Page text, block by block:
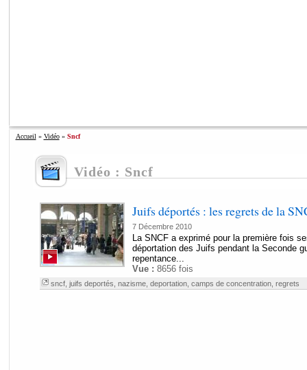
Accueil » Vidéo» Sncf
Vidéo : Sncf
Juifs déportés : les regrets de la
7 Décembre 2010
La SNCF a exprimé pour la première fois
déportation des Juifs pendant la Seconde
repentance...
Vue : 8656 fois
sncf, juifs deportés nazisme, deportation, camps de concentration, regrets